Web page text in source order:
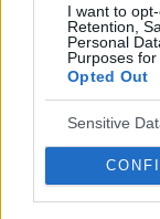
I want to
Retention,
Personal
Purposes for
Opted Out
Sensitive
17 MARCA